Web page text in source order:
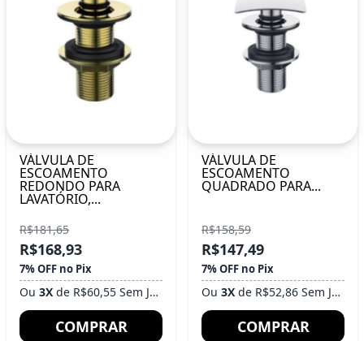
VÁLVULA DE
ESCOAMENTO
REDONDO PARA
LAVATÓRIO,...
R$181,65
R$168,93
7% OFF no Pix
Ou 3X de R$60,55 Sem Juros
COMPRAR
VÁLVULA DE
ESCOAMENTO
QUADRADO PARA...
R$158,59
R$147,49
7% OFF no Pix
Ou 3X de R$52,86 Sem Juros
COMPRAR